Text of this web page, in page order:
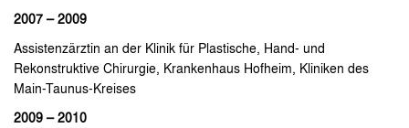
2007 – 2009
Assistenzärztin an der Klinik für Plastische, Hand- und
Rekonstruktive Chirurgie, Krankenhaus Hofheim, Kliniken des
Main-Taunus-Kreises
2009 – 2010